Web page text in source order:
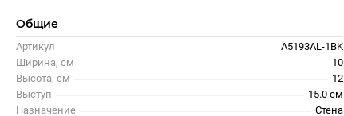
Общие
Артикул
A5193AL-1BK
Ширина, см
10
Высота, см
12
Выступ
15.0 см
Назначение
Стена